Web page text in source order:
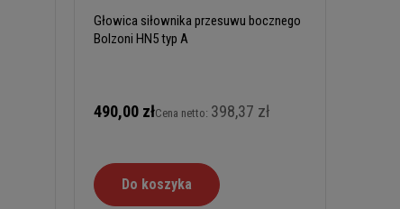
Głowica siłownika przesuwu bocznego
Bolzoni HN5 typ A
490,00 złCena netto: 398,37 zł
Do koszyka